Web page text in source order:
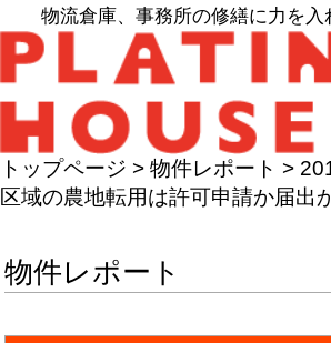
物流倉庫、事務所の修繕に力を入
トップページ > 物件レポート >
区域の農地転用は許可申請か届出
物件レポート